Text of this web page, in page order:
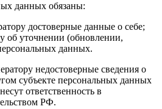
данных обязаны:
достоверные данные о себе;
об уточнении (обновлении,
данных.
недостоверные сведения о
субъекте персональных данных
ответственность в
РФ.